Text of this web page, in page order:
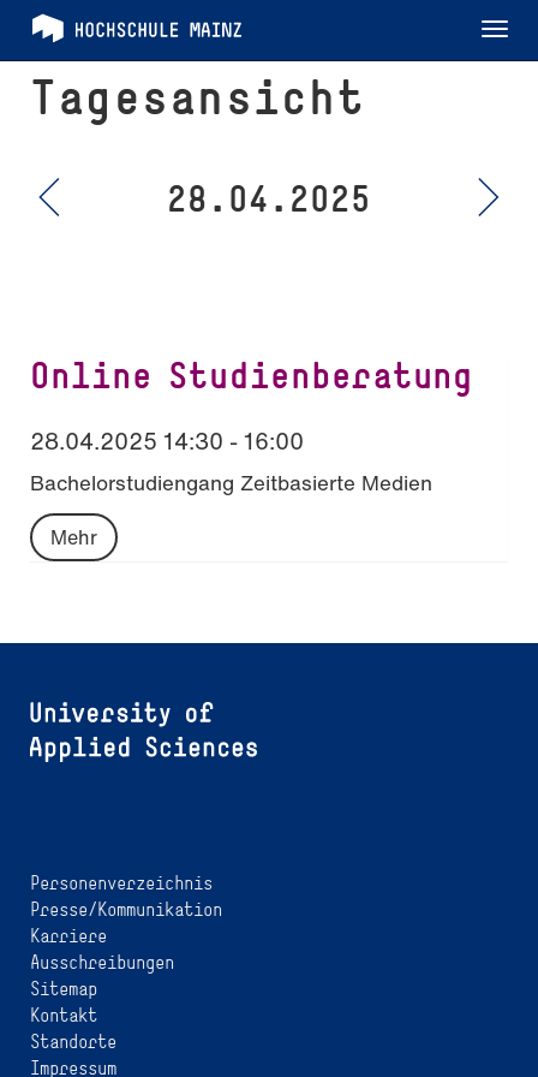
Tagesansicht
28.04.2025
Online Studienberatung
28.04.2025 14:30 - 16:00
Bachelorstudiengang Zeitbasierte Medien
Mehr
Personenverzeichnis
Presse/Kommunikation
Karriere
Ausschreibungen
Sitemap
Kontakt
Standorte
Impressum